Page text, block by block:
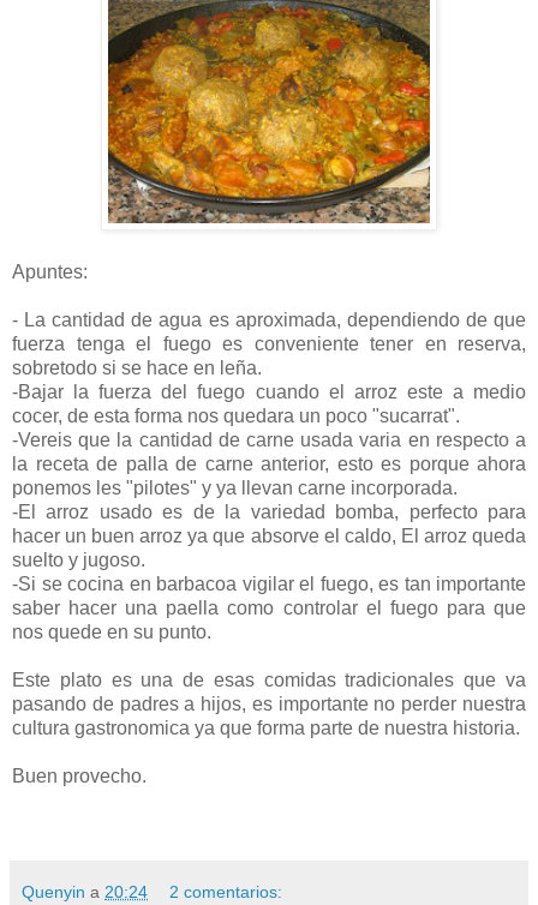
Apuntes:
- La cantidad de agua es aproximada, dependiendo de que
fuerza tenga el fuego es conveniente tener en reserva,
sobretodo si se hace en leña.
-Bajar la fuerza del fuego cuando el arroz este a medio
cocer, de esta forma nos quedara un poco "sucarrat".
-Vereis que la cantidad de carne usada varia en respecto a
la receta de palla de carne anterior, esto es porque ahora
ponemos les "pilotes" y ya llevan carne incorporada.
-El arroz usado es de la variedad bomba, perfecto para
hacer un buen arroz ya que absorve el caldo, El arroz queda
suelto y jugoso.
-Si se cocina en barbacoa vigilar el fuego, es tan importante
saber hacer una paella como controlar el fuego para que
nos quede en su punto.
Este plato es una de esas comidas tradicionales que va
pasando de padres a hijos, es importante no perder nuestra
cultura gastronomica ya que forma parte de nuestra historia.
Buen provecho.
Quenyin a 20:24 2 comentarios: